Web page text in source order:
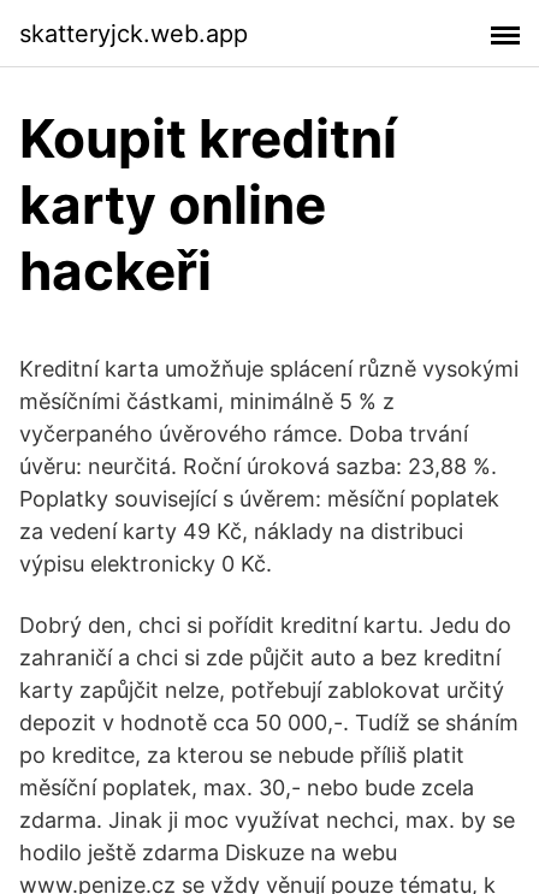
skatteryjck.web.app
Koupit kreditní
karty online
hackeři
Kreditní karta umožňuje splácení různě vysokými
měsíčními částkami, minimálně 5 % z
vyčerpaného úvěrového rámce. Doba trvání
úvěru: neurčitá. Roční úroková sazba: 23,88 %.
Poplatky související s úvěrem: měsíční poplatek
za vedení karty 49 Kč, náklady na distribuci
výpisu elektronicky 0 Kč.
Dobrý den, chci si pořídit kreditní kartu. Jedu do
zahraničí a chci si zde půjčit auto a bez kreditní
karty zapůjčit nelze, potřebují zablokovat určitý
depozit v hodnotě cca 50 000,-. Tudíž se sháním
po kreditce, za kterou se nebude příliš platit
měsíční poplatek, max. 30,- nebo bude zcela
zdarma. Jinak ji moc využívat nechci, max. by se
hodilo ještě zdarma Diskuze na webu
www.penize.cz se vždy věnují pouze tématu, k